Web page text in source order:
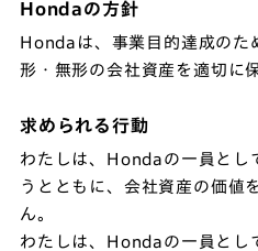
Hondaの方針
Hondaは、事業目的達成のた
形・無形の会社資産を適切に
求められる行動
わたしは、Hondaの一員とし
うとともに、会社資産の価値
ん。
わたしは、Hondaの一員とし